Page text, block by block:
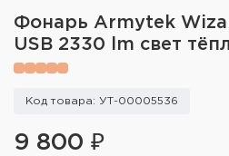
Кобуры и системы
снаряжения
Сумки и рюкзаки
Фонарь Armytek
USB 2330 lm свет
Код товара: УТ-00005536
9 800 ₽